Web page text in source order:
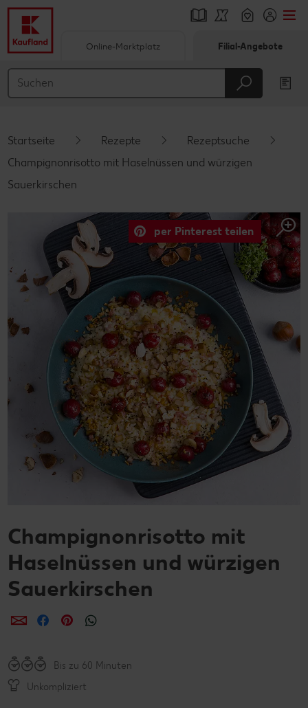
Hauptinhalt
Schwebender Seitenbereich
Online-Marktplatz Filial-Angebote
Startseite Rezepte
Rezeptsuche
Champignonrisotto mit Haselnüssen und würzigen
Sauerkirschen
per Pinterest teilen
Champignonrisotto mit
Haselnüssen und würzigen
Sauerkirschen
per E-Mail teilen
per Facebook teilen
per Pinterest teilen
Bis zu 60 Minuten
Unkompliziert